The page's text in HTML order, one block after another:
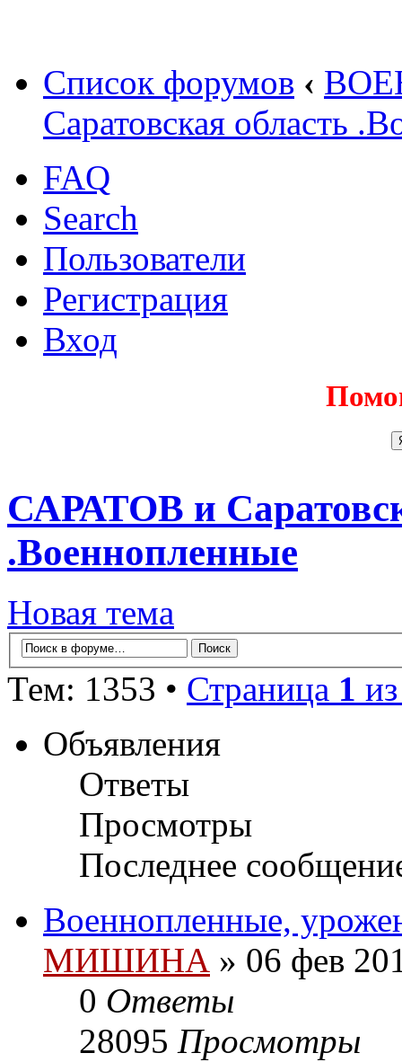
Список форумов ‹
Саратовская область
FAQ
Search
Пользователи
Регистрация
Вход
САРАТОВ и
.Военнопленные
Новая тема
Тем: 1353 • Страница 1
Объявления
Ответы
Просмотры
Последнее
Военнопленные,
МИШИНА » 06 фев
0 Ответы
28095 Просмотры